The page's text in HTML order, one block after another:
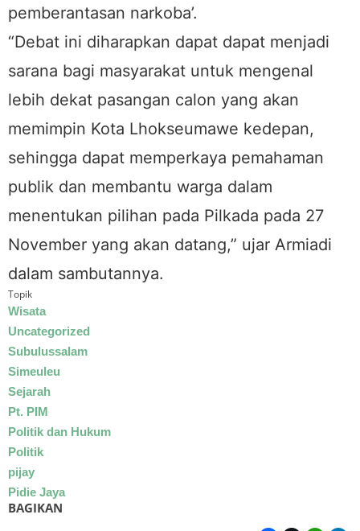
pemberantasan narkoba’.
“Debat ini diharapkan dapat dapat menjadi
sarana bagi masyarakat untuk mengenal
lebih dekat pasangan calon yang akan
memimpin Kota Lhokseumawe kedepan,
sehingga dapat memperkaya pemahaman
publik dan membantu warga dalam
menentukan pilihan pada Pilkada pada 27
November yang akan datang,” ujar Armiadi
dalam sambutannya.
Topik
Wisata
Uncategorized
Subulussalam
Simeuleu
Sejarah
Pt. PIM
Politik dan Hukum
Politik
pijay
Pidie Jaya
BAGIKAN